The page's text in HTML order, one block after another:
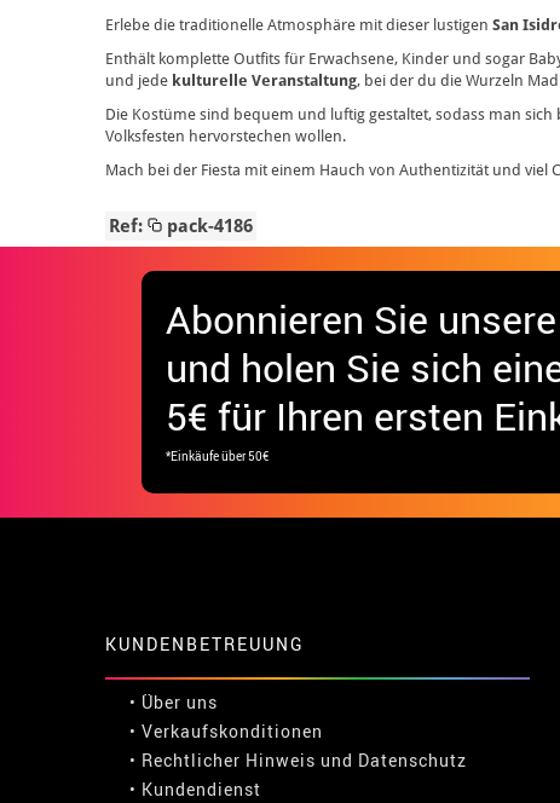
Erlebe die traditionelle Atmosphäre mit dieser lustigen San
Enthält komplette Outfits für Erwachsene, Kinder und sogar
und jede kulturelle Veranstaltung, bei der du die Wurzeln
Die Kostüme sind bequem und luftig gestaltet, sodass man
Volksfesten hervorstechen wollen.
Mach bei der Fiesta mit einem Hauch von Authentizität und
Ref: pack-4186
Abonnieren Sie
und holen Sie sich
5€ für Ihren ersten
*Einkäufe über 50€
KUNDENBETREUUNG
• Über uns
• Verkaufskonditionen
• Rechtlicher Hinweis und Datenschutz
• Kundendienst